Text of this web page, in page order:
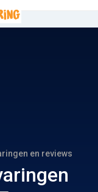
en reviews